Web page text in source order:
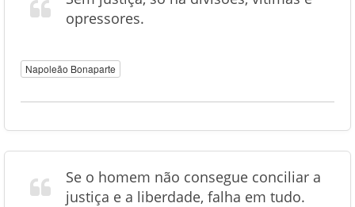
opressores.
Napoleão Bonaparte
Se o homem não consegue conciliar a
justiça e a liberdade, falha em tudo.